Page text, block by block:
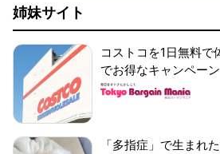
姉妹サイト
コストコを1日無料で
でお得なキャンペー
「多指症」で生まれ